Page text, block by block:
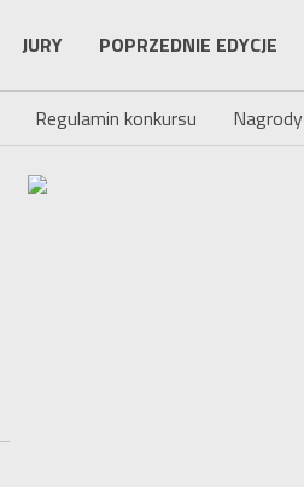
JURY POPRZEDNIE EDYCJE
Regulamin konkursu Nagrody